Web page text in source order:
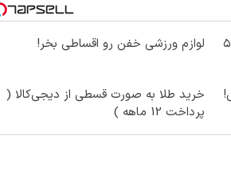
و تا ۵۰۰
لوازم ورزشی خفن رو اقساطی بخر!
خرید طلا به صورت قسطی از دیجی‌کالا (
پرداخت 12 ماهه )